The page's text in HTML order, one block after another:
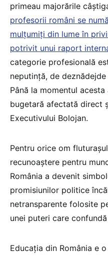
primeau majorările
profesorii români se
mulțumiți din lume în
potrivit unui raport
categorie profesională
neputință, de
Până la momentul
bugetară afectată direct
Executivului Bolojan.
Pentru orice om
recunoaștere pentru
România a devenit
promisiunilor politice
netransparente folosite
unei puteri care
Educația din România e